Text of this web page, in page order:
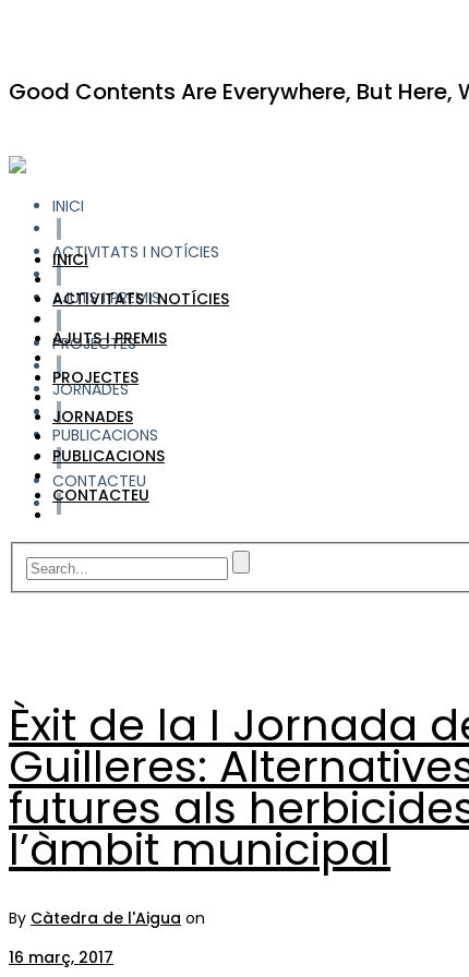
Good Contents Are Everywhere, But Here,
INICI
ACTIVITATS I NOTÍCIES
AJUTS I PREMIS
PROJECTES
JORNADES
PUBLICACIONS
CONTACTEU
INICI
ACTIVITATS I NOTÍCIES
AJUTS I PREMIS
PROJECTES
JORNADES
PUBLICACIONS
CONTACTEU
Èxit de la I Jornada
Guilleres:
futures als
l’àmbit municipal
By Càtedra de l'Aigua on
16 març, 2017